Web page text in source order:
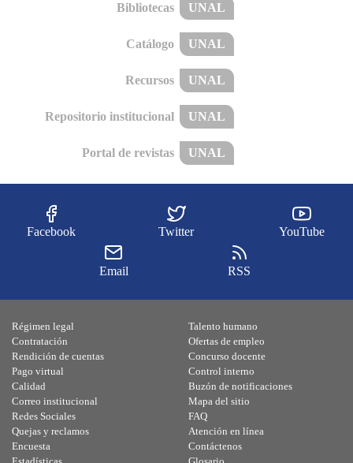
Bibliotecas UNAL
Catálogo UNAL
Recursos UNAL
Repositorio institucional UNAL
Portal de revistas UNAL
Facebook Twitter YouTube
Email RSS
Régimen legal
Contratación
Rendición de cuentas
Pago virtual
Calidad
Talento humano
Ofertas de empleo
Concurso docente
Control interno
Buzón de notificaciones
Correo institucional
Redes Sociales
Quejas y reclamos
Encuesta
Mapa del sitio
FAQ
Atención en línea
Contáctenos